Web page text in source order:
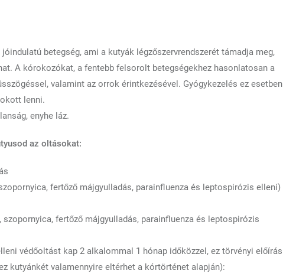
betegség, ami a kutyák légzőszervrendszerét támadja meg,
A kórokozókat, a fentebb felsorolt betegségekhez hasonlatosan a
valamint az orrok érintkezésével. Gyógykezelés ez esetben
lenni.
enyhe láz.
az oltásokat:
fertőző májgyulladás, parainfluenza és leptospirózis elleni)
szopornyica, fertőző májgyulladás, parainfluenza és leptospirózis
védőoltást kap 2 alkalommal 1 hónap időközzel, ez törvényi előírás
kutyánkét valamennyire eltérhet a kórtörténet alapján):